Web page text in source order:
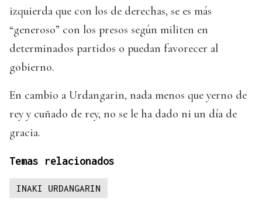
izquierda que con los de derechas, se es más
“generoso” con los presos según militen en
determinados partidos o puedan favorecer al
gobierno.
En cambio a Urdangarin, nada menos que yerno de
rey y cuñado de rey, no se le ha dado ni un día de
gracia.
Temas relacionados
INAKI URDANGARIN